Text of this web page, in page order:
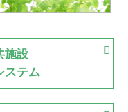
古池運動広場
施設
ステム